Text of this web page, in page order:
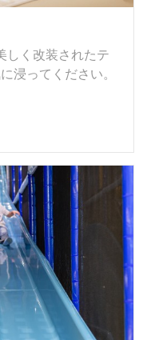
しく改装されたテ
浸ってください。